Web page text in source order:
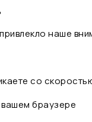
наше
со
браузере